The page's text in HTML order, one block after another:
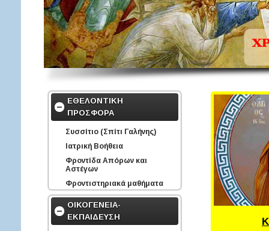
ΕΘΕΛΟΝΤΙΚΗ
ΠΡΟΣΦΟΡΑ
Συσσίτιο (Σπίτι Γαλήνης)
Ιατρική Βοήθεια
Φροντίδα Απόρων και
Αστέγων
Φροντιστηριακά μαθήματα
ΟΙΚΟΓΕΝΕΙΑ-
ΕΚΠΑΙΔΕΥΣΗ